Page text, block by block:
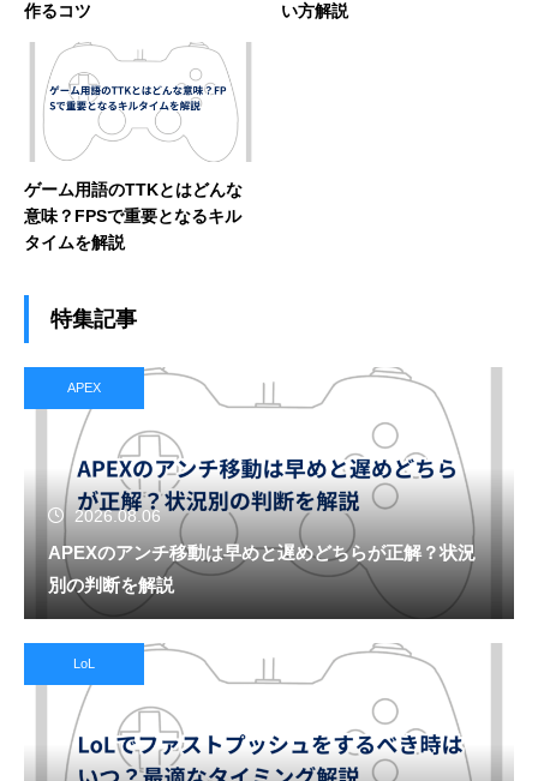
作るコツ
い方解説
ゲーム用語のTTKとはどんな
意味？FPSで重要となるキル
タイムを解説
特集記事
APEX
2026.08.06
APEXのアンチ移動は早めと遅めどちらが正解？状況
別の判断を解説
LoL